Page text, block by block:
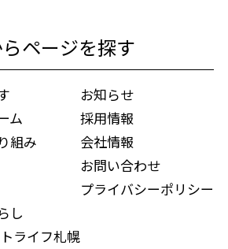
ページを探す
ム
組み
し
ライフ札幌
お知らせ
採用情報
会社情報
お問い合わせ
プライバシーポリシー